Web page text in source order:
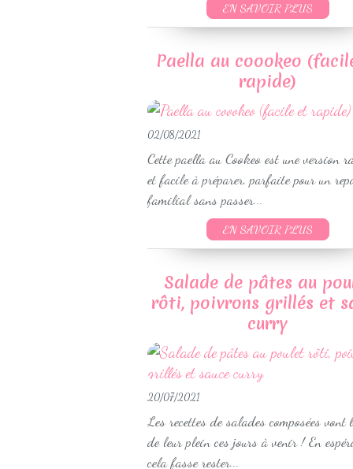
EN SAVOIR PLUS
Paella au coookeo
rapide)
02/08/2021
Cette paella au Cookeo est une version
et facile à préparer, parfaite pour un
familial sans passer...
EN SAVOIR PLUS
Salade de pâtes au
rôti, poivrons grillés et
curry
20/07/2021
Les recettes de salades composées vont
de leur plein ces jours à venir ! En
cela fasse rester...